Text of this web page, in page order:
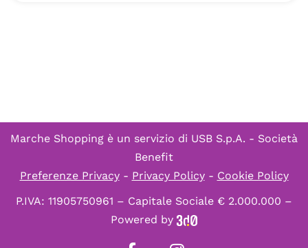
Marche Shopping è un servizio di USB S.p.A. - Società
Benefit
Preferenze Privacy- Privacy Policy- Cookie Policy
P.IVA: 11905750961 – Capitale Sociale € 2.000.000 –
Powered by